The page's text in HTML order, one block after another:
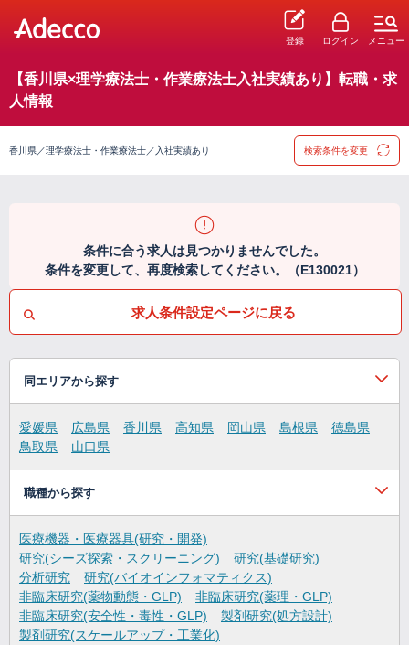
登録 ログイン メニュー
【香川県×理学療法士・作業療法士入社実績あり】転職・求
人情報
香川県／理学療法士・作業療法士／入社実績あり 検索条件を変更
条件に合う求人は見つかりませんでした。
条件を変更して、再度検索してください。（E130021）
求人条件設定ページに戻る
同エリアから探す
愛媛県 広島県 香川県 高知県 岡山県 島根県
徳島県
鳥取県
山口県
職種から探す
医療機器・医療器具(研究・開発)
研究(シーズ探索・スクリーニング)
研究(基礎研究)
分析研究
研究(バイオインフォマティクス)
非臨床研究(薬物動態・GLP)
非臨床研究(薬理・GLP)
非臨床研究(安全性・毒性・GLP)
製剤研究(処方設計)
製剤研究(スケールアップ・工業化)